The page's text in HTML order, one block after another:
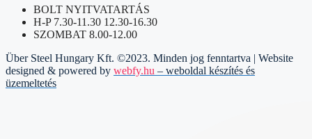
BOLT NYITVATARTÁS
H-P 7.30-11.30 12.30-16.30
SZOMBAT 8.00-12.00
Über Steel Hungary Kft. ©2023. Minden jog fenntartva | Website
designed & powered by webfy.hu – weboldal készítés és
üzemeltetés